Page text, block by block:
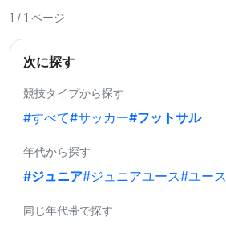
1 / 1 ページ
次に探す
競技タイプから探す
#すべて#サッカー#フットサル
年代から探す
#ジュニア#ジュニアユース#ユース
同じ年代帯で探す